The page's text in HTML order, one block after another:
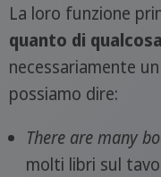
La loro funzione
quanto di
necessariamente
possiamo dire:
There aremany
molti libri sul